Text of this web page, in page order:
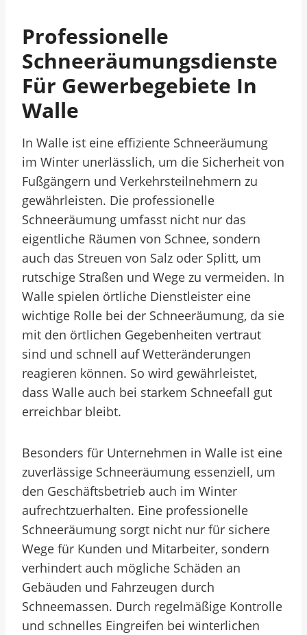
Professionelle
Schneeräumungsdienste
Für Gewerbegebiete In
Walle
In Walle ist eine effiziente Schneeräumung
im Winter unerlässlich, um die Sicherheit von
Fußgängern und Verkehrsteilnehmern zu
gewährleisten. Die professionelle
Schneeräumung umfasst nicht nur das
eigentliche Räumen von Schnee, sondern
auch das Streuen von Salz oder Splitt, um
rutschige Straßen und Wege zu vermeiden. In
Walle spielen örtliche Dienstleister eine
wichtige Rolle bei der Schneeräumung, da sie
mit den örtlichen Gegebenheiten vertraut
sind und schnell auf Wetteränderungen
reagieren können. So wird gewährleistet,
dass Walle auch bei starkem Schneefall gut
erreichbar bleibt.
Besonders für Unternehmen in Walle ist eine
zuverlässige Schneeräumung essenziell, um
den Geschäftsbetrieb auch im Winter
aufrechtzuerhalten. Eine professionelle
Schneeräumung sorgt nicht nur für sichere
Wege für Kunden und Mitarbeiter, sondern
verhindert auch mögliche Schäden an
Gebäuden und Fahrzeugen durch
Schneemassen. Durch regelmäßige Kontrolle
und schnelles Eingreifen bei winterlichen